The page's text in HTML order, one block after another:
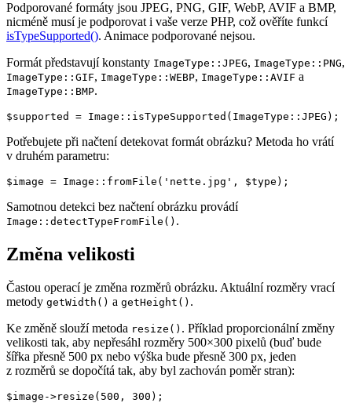
Podporované formáty jsou JPEG, PNG, GIF, WebP, AVIF a BMP,
nicméně musí je podporovat i vaše verze PHP, což ověříte funkcí
isTypeSupported(). Animace podporované nejsou.
Formát představují konstanty ImageType::JPEG, ImageType::PNG,
ImageType::GIF, ImageType::WEBP, ImageType::AVIF a
ImageType::BMP.
Potřebujete při načtení detekovat formát obrázku? Metoda ho vrátí
v druhém parametru:
Samotnou detekci bez načtení obrázku provádí
Image::detectTypeFromFile() .
Změna velikosti
Častou operací je změna rozměrů obrázku. Aktuální rozměry vrací
metody getWidth() a getHeight() .
Ke změně slouží metoda resize() . Příklad proporcionální změny
velikosti tak, aby nepřesáhl rozměry 500×300 pixelů (buď bude
šířka přesně 500 px nebo výška bude přesně 300 px, jeden
z rozměrů se dopočítá tak, aby byl zachován poměr stran):